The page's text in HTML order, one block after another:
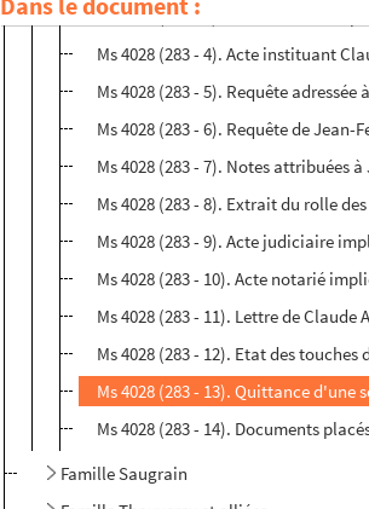
Ms 4028 (283 - 3). Pièces reliées
Ms 4028 (283 - 4). Acte instituant
Ms 4028 (283 - 5). Requête
Ms 4028 (283 - 6). Requête de
Ms 4028 (283 - 7). Notes attribuées
Ms 4028 (283 - 8). Extrait du rolle
Ms 4028 (283 - 9). Acte judiciaire
Ms 4028 (283 - 10). Acte notarié
Ms 4028 (283 - 11). Lettre de
Ms 4028 (283 - 12). Etat des
Ms 4028 (283 - 13). Quittance d'une
Ms 4028 (283 - 14). Documents
Famille Saugrain